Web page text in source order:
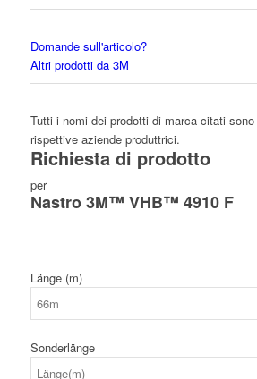
Domande sull'articolo?
Altri prodotti da 3M
Tutti i nomi dei prodotti di marca citati
rispettive aziende produttrici.
Richiesta di prodotto
per
Nastro 3M™ VHB™ 4910 F
Länge (m)
Sonderlänge